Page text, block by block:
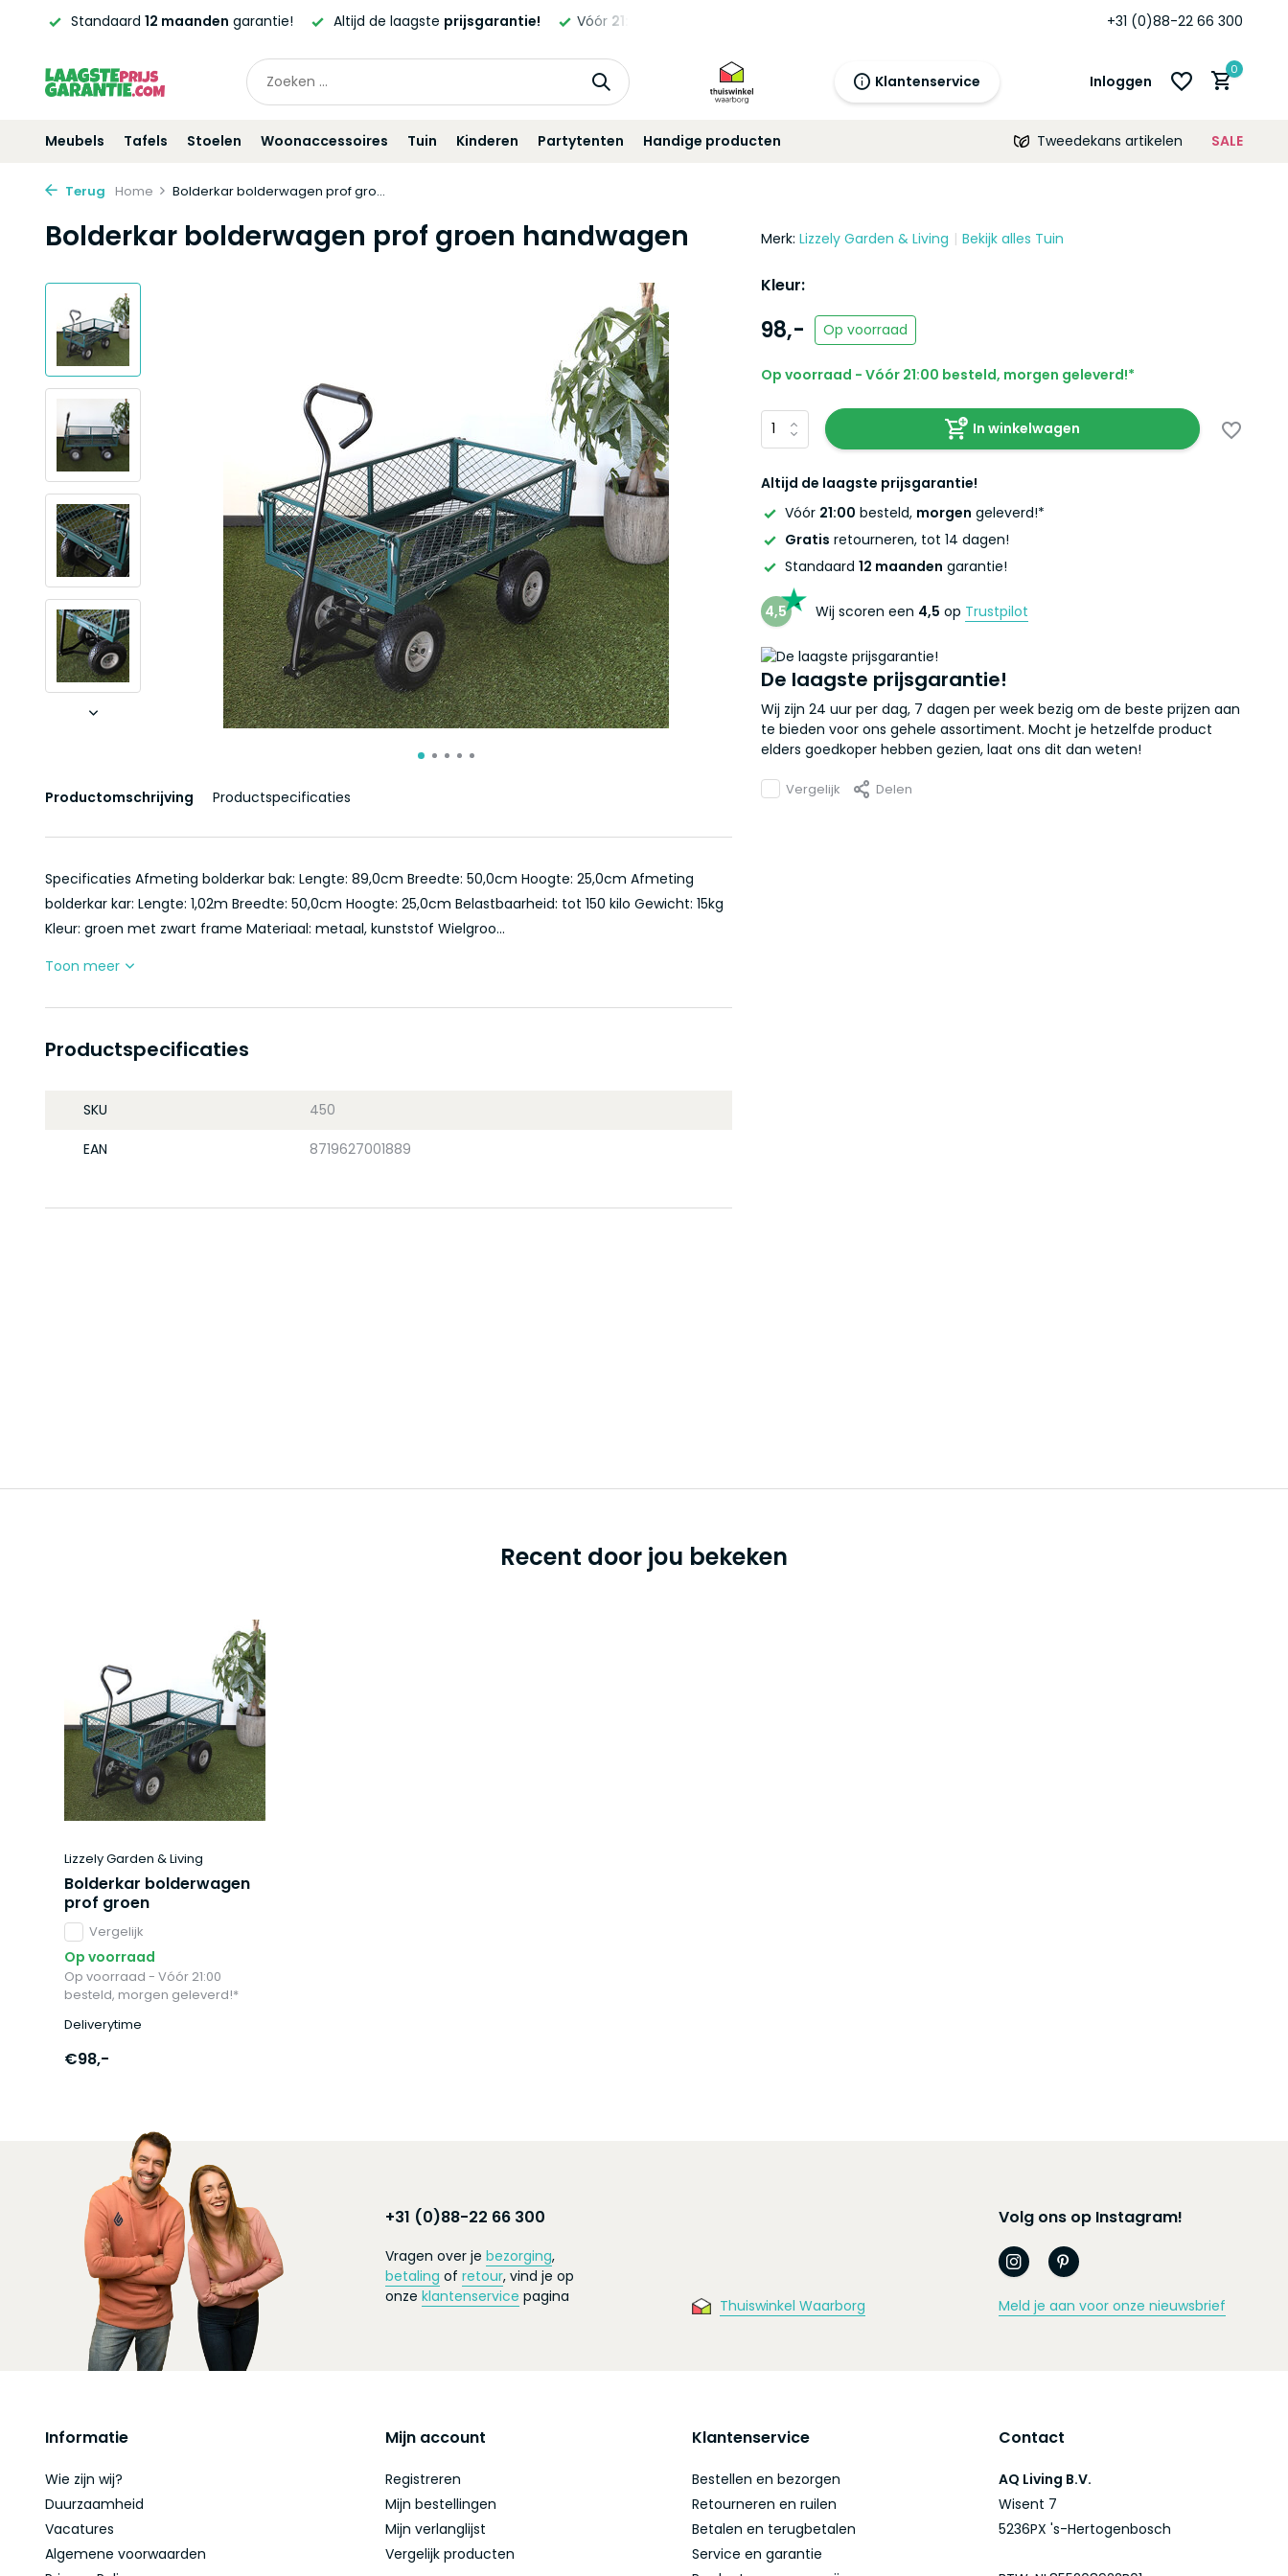
Standaard 12 maanden garantie! Altijd de laagste prijsgarantie! Vóór 21:00 +31 (0)88-22 66 300
Klantenservice Inloggen
morgen
0
Meubels Tafels Stoelen Woonaccessoires Tuin Kinderen Partytenten Handige producten Tweedekans artikelen SALE
Terug Home Bolderkar bolderwagen prof gro...
Bolderkar bolderwagen prof groen handwagen
Productomschrijving Productspecificaties
Specificaties Afmeting bolderkar bak: Lengte: 89,0cm Breedte: 50,0cm Hoogte: 25,0cm Afmeting
bolderkar kar: Lengte: 1,02m Breedte: 50,0cm Hoogte: 25,0cm Belastbaarheid: tot 150 kilo Gewicht: 15kg
Kleur: groen met zwart frame Materiaal: metaal, kunststof Wielgroo...
Toon meer
Productspecificaties
SKU 450
EAN 8719627001889
Merk: Lizzely Garden & Living Bekijk alles Tuin
Kleur:
98,- Op voorraad
Op voorraad - Vóór 21:00 besteld, morgen geleverd!*
In winkelwagen
Altijd de laagste prijsgarantie!
Vóór 21:00 besteld, morgen geleverd!*
Gratis retourneren, tot 14 dagen!
Standaard 12 maanden garantie!
4,5 Wij scoren een 4,5 op Trustpilot
De laagste prijsgarantie!
Wij zijn 24 uur per dag, 7 dagen per week bezig om de beste prijzen aan
te bieden voor ons gehele assortiment. Mocht je hetzelfde product
elders goedkoper hebben gezien, laat ons dit dan weten!
Vergelijk Delen
Recent door jou bekeken
Lizzely Garden & Living
Bolderkar bolderwagen
prof groen
Vergelijk
Op voorraad
Op voorraad - Vóór 21:00
besteld, morgen geleverd!*
Deliverytime
€98,-
+31 (0)88-22 66 300
Vragen over je bezorging,
betaling of retour, vind je op
onze klantenservice pagina Thuiswinkel Waarborg
Volg ons op Instagram!
Meld je aan voor onze nieuwsbrief
Informatie
Wie zijn wij?
Duurzaamheid
Vacatures
Algemene voorwaarden
Mijn account
Registreren
Mijn bestellingen
Mijn verlanglijst
Vergelijk producten
Klantenservice
Bestellen en bezorgen
Retourneren en ruilen
Betalen en terugbetalen
Service en garantie
Contact
AQ Living B.V.
Wisent 7
5236PX 's-Hertogenbosch